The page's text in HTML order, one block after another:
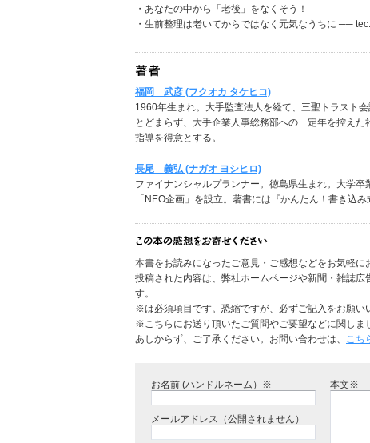
・あなたの中から「老後」をなくそう！
・生前整理は老いてからではなく元気なうちに ── tec.
福岡 武彦 (フクオカ タケヒコ)
1960年生まれ。大手監査法人を経て、三聖トラスト
とどまらず、大手企業人事総務部への「定年を控え
指導を得意とする。
長尾 義弘 (ナガオ ヨシヒロ)
ファイナンシャルプランナー。徳島県生まれ。大学
「NEO企画」を設立。著書には『かんたん！書き込
本書をお読みになったご意見・ご感想などをお気軽に
投稿された内容は、弊社ホームページや新聞・雑誌
す。
※は必須項目です。恐縮ですが、必ずご記入をお願い
※こちらにお送り頂いたご質問やご要望などに関しま
あしからず、ご了承ください。お問い合わせは、 こち
お名前 (ハンドルネーム）※
メールアドレス（公開されません）
本文※